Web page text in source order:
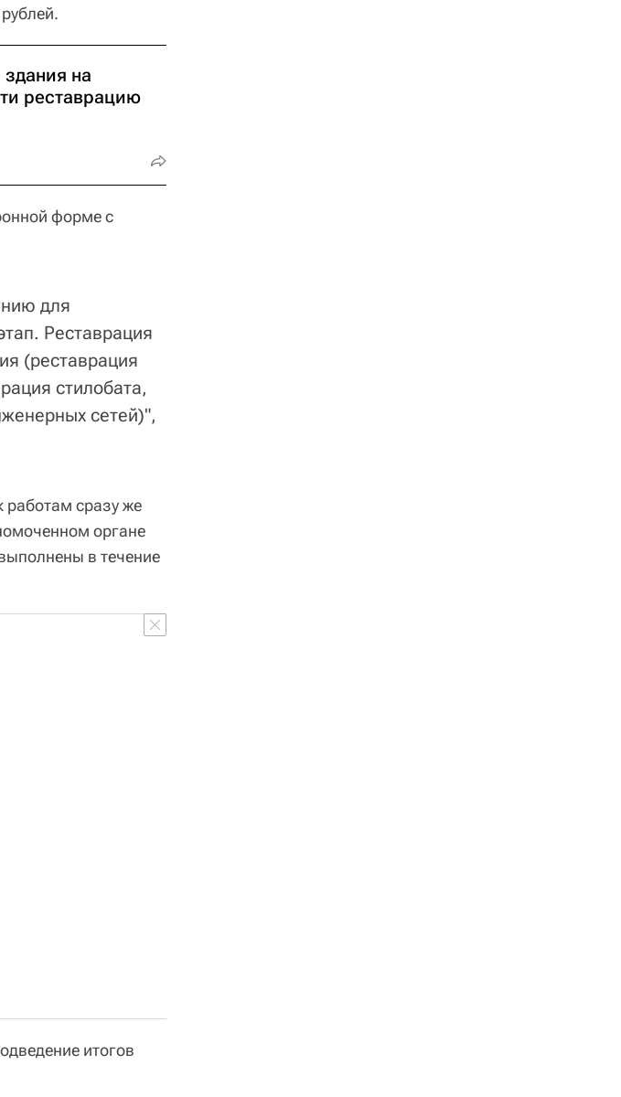
на
реставрацию
форме с
для
Реставрация
(реставрация
стилобата,
сетей)",
работам сразу же
органе
в течение
итогов